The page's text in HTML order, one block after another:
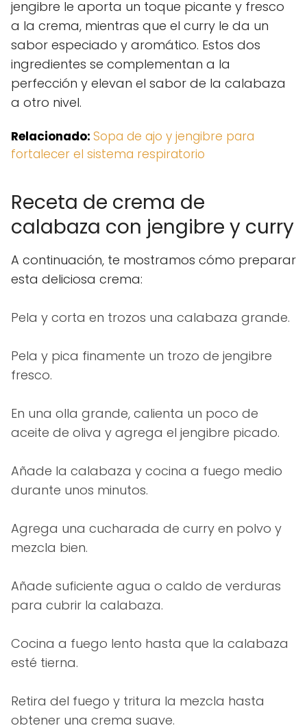
jengibre le aporta un toque picante y fresco
a la crema, mientras que el curry le da un
sabor especiado y aromático. Estos dos
ingredientes se complementan a la
perfección y elevan el sabor de la calabaza
a otro nivel.
Relacionado: Sopa de ajo y jengibre para
fortalecer el sistema respiratorio
Receta de crema de
calabaza con jengibre y curry
A continuación, te mostramos cómo preparar
esta deliciosa crema:
Pela y corta en trozos una calabaza grande.
Pela y pica finamente un trozo de jengibre
fresco.
En una olla grande, calienta un poco de
aceite de oliva y agrega el jengibre picado.
Añade la calabaza y cocina a fuego medio
durante unos minutos.
Agrega una cucharada de curry en polvo y
mezcla bien.
Añade suficiente agua o caldo de verduras
para cubrir la calabaza.
Cocina a fuego lento hasta que la calabaza
esté tierna.
Retira del fuego y tritura la mezcla hasta
obtener una crema suave.